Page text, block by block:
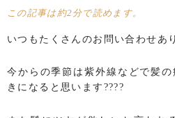
この記事は約2分で読めます。
いつもたくさんのお問い合わせあ
今からの季節は紫外線などで髪
きになると思います????